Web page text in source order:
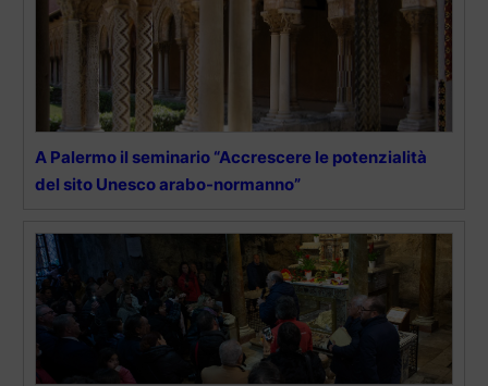
A Palermo il seminario “Accrescere le potenzialità
del sito Unesco arabo-normanno”